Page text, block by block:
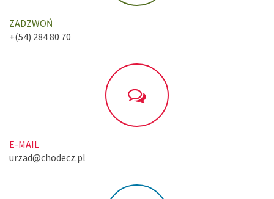
ZADZWOŃ
+(54) 284 80 70
E-MAIL
urzad@chodecz.pl